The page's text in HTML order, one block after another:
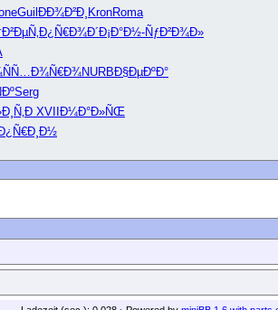
Guil ÐÐ¾Ð²Ð¸ KronRoma
Ð¿Ñ€Ð¾Ð´Ð¡Ð°Ð½-ÑƒÐ²Ð¾Ð»
Ñ…Ð¾Ñ€Ð¾NURBÐ§ÐµÐºÐ°
Serg
XVII Ð¼Ð°Ð»ÑŒ